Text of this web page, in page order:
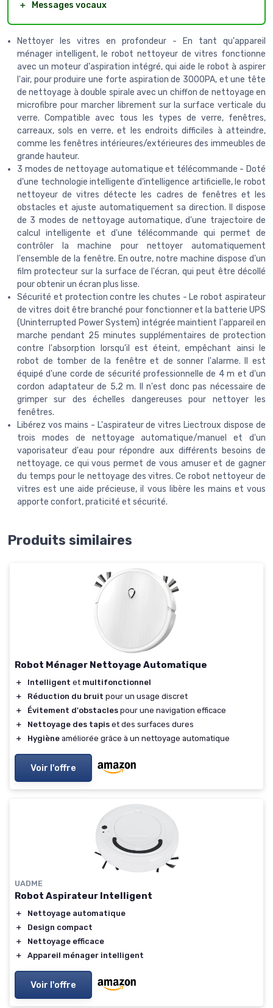
＋
Messages vocaux
Nettoyer les vitres en profondeur - En tant qu'appareil
ménager intelligent, le robot nettoyeur de vitres fonctionne
avec un moteur d'aspiration intégré, qui aide le robot à aspirer
l'air, pour produire une forte aspiration de 3000PA, et une tête
de nettoyage à double spirale avec un chiffon de nettoyage en
microfibre pour marcher librement sur la surface verticale du
verre. Compatible avec tous les types de verre, fenêtres,
carreaux, sols en verre, et les endroits difficiles à atteindre,
comme les fenêtres intérieures/extérieures des immeubles de
grande hauteur.
3 modes de nettoyage automatique et télécommande - Doté
d'une technologie intelligente d'intelligence artificielle, le robot
nettoyeur de vitres détecte les cadres de fenêtres et les
obstacles et ajuste automatiquement sa direction. Il dispose
de 3 modes de nettoyage automatique, d'une trajectoire de
calcul intelligente et d'une télécommande qui permet de
contrôler la machine pour nettoyer automatiquement
l'ensemble de la fenêtre. En outre, notre machine dispose d'un
film protecteur sur la surface de l'écran, qui peut être décollé
pour obtenir un écran plus lisse.
Sécurité et protection contre les chutes - Le robot aspirateur
de vitres doit être branché pour fonctionner et la batterie UPS
(Uninterrupted Power System) intégrée maintient l'appareil en
marche pendant 25 minutes supplémentaires de protection
contre l'absorption lorsqu'il est éteint, empêchant ainsi le
robot de tomber de la fenêtre et de sonner l'alarme. Il est
équipé d'une corde de sécurité professionnelle de 4 m et d'un
cordon adaptateur de 5,2 m. Il n'est donc pas nécessaire de
grimper sur des échelles dangereuses pour nettoyer les
fenêtres.
Libérez vos mains - L'aspirateur de vitres Liectroux dispose de
trois modes de nettoyage automatique/manuel et d'un
vaporisateur d'eau pour répondre aux différents besoins de
nettoyage, ce qui vous permet de vous amuser et de gagner
du temps pour le nettoyage des vitres. Ce robot nettoyeur de
vitres est une aide précieuse, il vous libère les mains et vous
apporte confort, praticité et sécurité.
Produits similaires
Robot Ménager Nettoyage Automatique
＋ Intelligent et multifonctionnel
＋
Réduction du bruit pour un usage discret
＋
Évitement d'obstacles pour une navigation efficace
＋
Nettoyage des tapis et des surfaces dures
＋
Hygiène améliorée grâce à un nettoyage automatique
Voir l'offre
UADME
Robot Aspirateur Intelligent
＋
Nettoyage automatique
＋
Design compact
＋
Nettoyage efficace
＋
Appareil ménager intelligent
Voir l'offre